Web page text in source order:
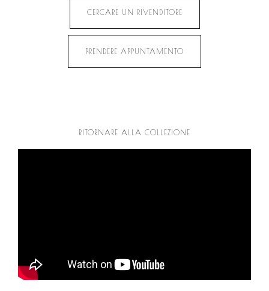
CERCARE UN RIVENDITORE
PRENDERE APPUNTAMENTO
RITORNARE ALLA COLLEZIONE